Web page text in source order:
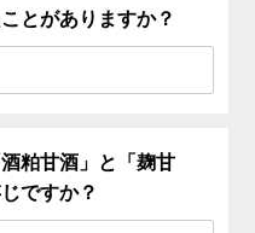
とがありますか？
粕甘酒」と「麹甘
ですか？